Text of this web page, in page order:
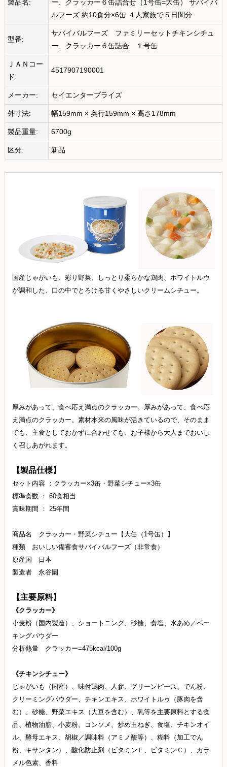
製品名:
ー、クラッカー６缶詰合せ（1号缶=大缶） サバイバ
ルフーズ 約10食分×6缶 ４人家族で５日間分
型番:
サバイバルフーズ ファミリーセットチキンシチュ
ー、クラッカー６缶詰合 １号缶
ＪＡＮコー
ド:
4517907190001
メーカー: セイエンタープライズ
外寸法: 幅159mm × 奥行159mm × 高さ178mm
製品重量: 6700g
区分: 新品
国産じゃがいも、彩り野菜、しっとり柔らかな鶏肉、ホワイトルウ
が調和した、口の中でとろける甘くやさしいクリームシチュー。
厚みがあって、食べ応え満点のクラッカー。厚みがあって、食べ応
え満点のクラッカー。素材本来の風味が活きているので、そのまま
でも、主食としておかずに合わせても、お子様から大人までおいし
く召しあがれます。
【製品仕様】
セット内容 ：クラッカー×3缶・野菜シチュー×3缶
標準食数 ： 60食相当
賞味期間 ： 25年間
商品名 クラッカー・野菜シチュー【大缶（1号缶）】
種類 おいしい備蓄食サバイバルフーズ（非常食）
原産国 日本
製造者 永谷園
【主要原料】
《クラッカー》
小麦粉（国内製造）、ショートニング、砂糖、食塩、水あめ／ベー
キングパウダー
分析熱量 クラッカー=475kcal/100g
《チキンシチュー》
じゃがいも（国産）、味付鶏肉、人参、グリーンピース、でん粉、
クリーミングパウダー、チキンエキス、ホワイトルゥ（豚肉を含
む）、砂糖、野菜エキス（大豆を含む）、乳等を主要原料とする食
品、植物油脂、小麦粉、コンソメ、炒め玉ねぎ、食塩、チキンオイ
ル、酵母エキス、胡椒／調味料（アミノ酸等）、糊料（加工でん
粉、キサンタン）、酸化防止剤（ビタミンＥ、ビタミンＣ）、カラ
メル色素、香料